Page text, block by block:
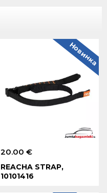
20.00 €
REACHA STRAP,
10101416
Новинка